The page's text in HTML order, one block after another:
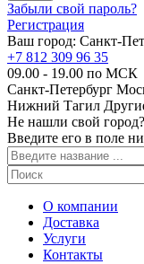
Забыли свой пароль?
Регистрация
Ваш город: Санкт-
+7 812 309 96 35
09.00 - 19.00 по МСК
Санкт-Петербург
Нижний Тагил
Не нашли свой город?
Введите его в поле
О компании
Доставка
Услуги
Контакты